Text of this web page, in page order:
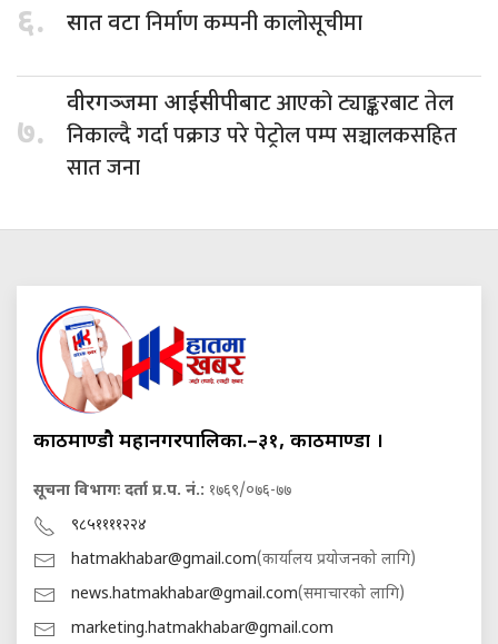
६. सात वटानिर्माण कम्पनी कालोसूचीमा
७.
वीरगञ्जमा आईसीपीबाटआएको ट्याङ्करबाट तेल
निकाल्दै गर्दा पक्राउ परे पेट्रोल पम्प सञ्चालकसहित
सात जना
काठमाण्डौ महानगरपालिका.–३१, काठमाण्डौं ।
सूचना विभागः दर्ता प्र.प. नं.: १७६९/०७६-७७
९८५११११२२४
hatmakhabar@gmail.com(कार्यालय प्रयोजनको लागि)
news.hatmakhabar@gmail.com(समाचारको लागि)
marketing.hatmakhabar@gmail.com